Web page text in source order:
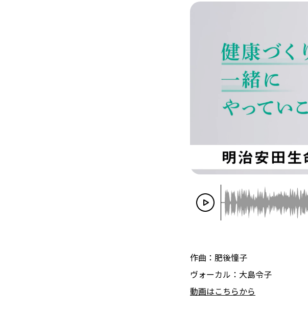
作曲：肥後憧子
ヴォーカル：大島令子
動画はこちらから